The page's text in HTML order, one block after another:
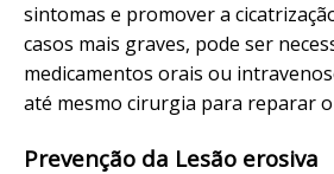
sintomas e promover a
casos mais graves, pode ser
medicamentos orais ou
até mesmo cirurgia para reparar
Prevenção da Lesão erosiva